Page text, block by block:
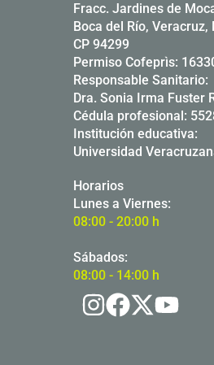
Fracc. Jardines de
Boca del Río, Veracruz,
CP 94299
Permiso Cofeprìs:
Responsable Sanitario:
Dra. Sonia Irma Fuster
Cédula profesional:
Institución educativa:
Universidad
Horarios
Lunes a Viernes:
08:00 - 20:00 h
Sábados:
08:00 - 14:00 h